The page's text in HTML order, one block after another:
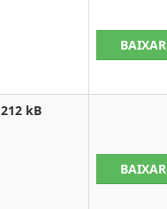
BAIXAR
212 kB
BAIXAR